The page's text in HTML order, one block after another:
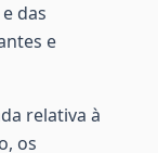
das
e
relativa à
os